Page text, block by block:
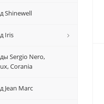
Shinewell
Iris
Sergio Nero,
Corania
Jean Marc